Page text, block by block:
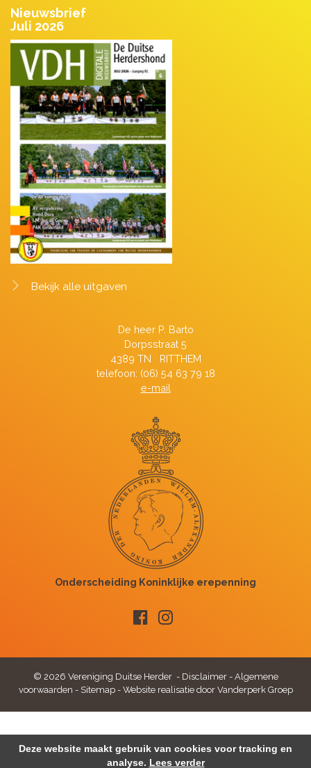
Nieuwsbrief
Juli 2026
Bekijk alle uitgaven
De heer P. Barto
Dorpsstraat 5
4389 TN RITTHEM
telefoon: (06) 54 63 79 18
e-mail
© 2026 Vereniging Duitse Herder - Disclaimer- Algemene
voorwaarden - Sitemap- Website realisatie door Vanderperk Groep
Deze website maakt gebruik van cookies voor tracking en
analyse. Lees verder